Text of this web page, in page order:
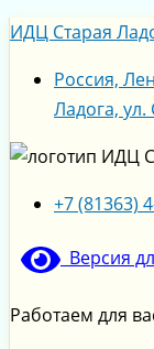
Перейти
к
содержимому
ИДЦ Старая
Россия,
Ладога, ул.
+7 (81363)
Версия
Работаем для
Меню
Меню